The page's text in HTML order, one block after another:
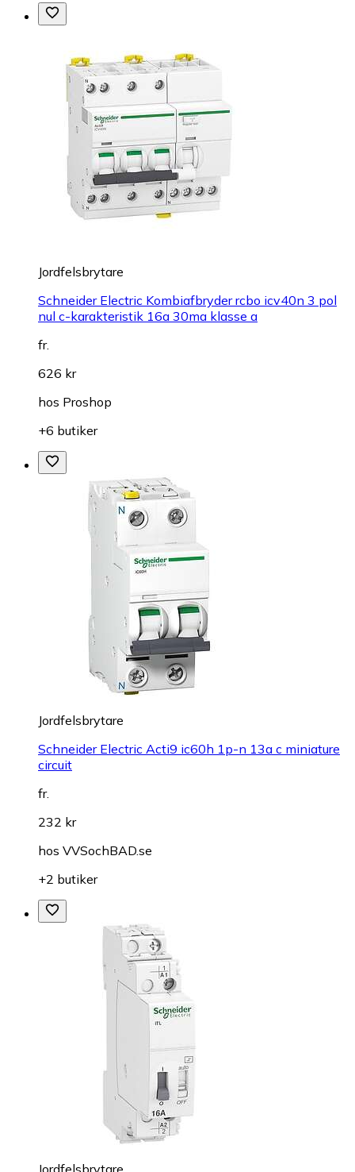
Jordfelsbrytare
Schneider Electric Kombiafbryder rcbo icv40n 3 pol
nul c-karakteristik 16a 30ma klasse a
fr.
626 kr
hos Proshop
+6 butiker
Jordfelsbrytare
Schneider Electric Acti9 ic60h 1p-n 13a c miniature
circuit
fr.
232 kr
hos VVSochBAD.se
+2 butiker
Jordfelsbrytare